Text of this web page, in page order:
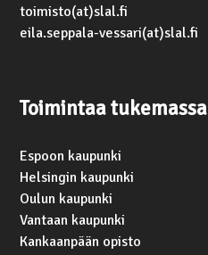
toimisto(at)slal.fi
eila.seppala-vessari(at)slal.fi
Toimintaa tukemassa
Espoon kaupunki
Helsingin kaupunki
Oulun kaupunki
Vantaan kaupunki
Kankaanpään opisto